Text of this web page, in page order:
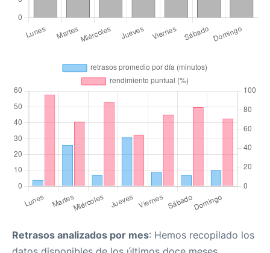
Retrasos analizados por mes: Hemos recopilado los